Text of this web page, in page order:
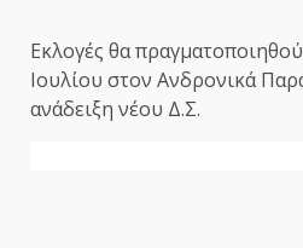
Εκλογές θα
Ιουλίου στον Ανδρονικά
ανάδειξη νέου Δ.Σ.